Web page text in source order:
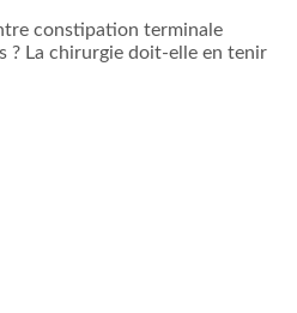
constipation terminale
? La chirurgie doit-elle en tenir